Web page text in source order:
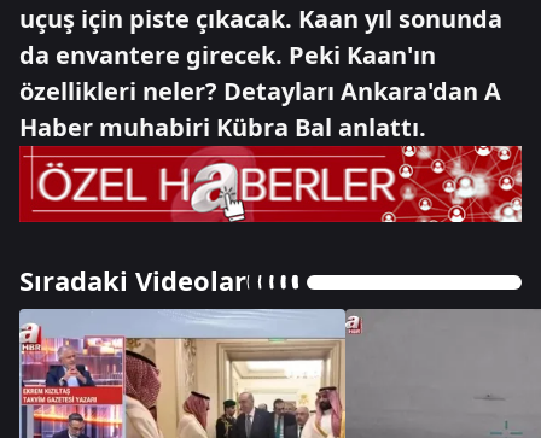
uçuş için piste çıkacak. Kaan yıl sonunda
da envantere girecek. Peki Kaan'ın
özellikleri neler? Detayları Ankara'dan A
Haber muhabiri Kübra Bal anlattı.
Sıradaki Videolar